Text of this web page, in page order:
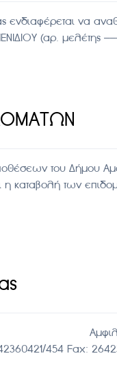
να
(αρ. μελέτης
του Δήμου
η καταβολή των
Αμφιλοχία
454 Fax: